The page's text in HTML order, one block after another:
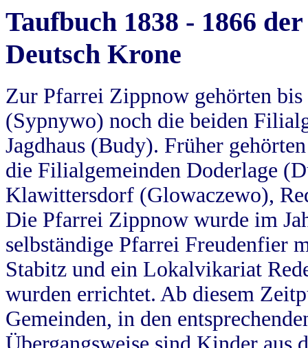
Taufbuch 1838 - 1866
Deutsch Krone
Zur Pfarrei Zippnow gehörten
(Sypnywo) noch die beiden
Jagdhaus (Budy). Früher
die Filialgemeinden Doderlage
Klawittersdorf (Glowaczewo),
Die Pfarrei Zippnow wurde im
selbständige Pfarrei Freudenfier
Stabitz und ein Lokalvikariat
wurden errichtet. Ab diesem
Gemeinden, in den